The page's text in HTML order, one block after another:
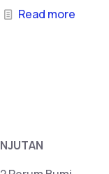
Read more